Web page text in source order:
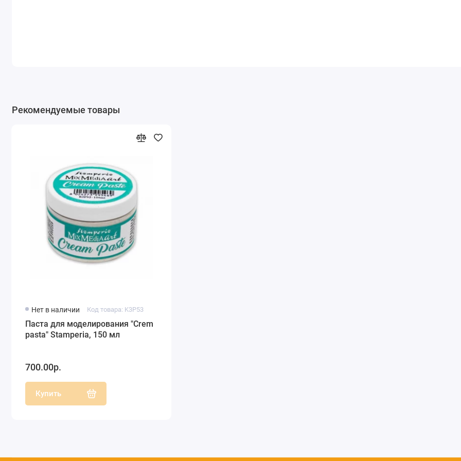
Рекомендуемые товары
Нет в наличии Код товара: K3P53
Паста для моделирования "Crеm
pasta" Stamperia, 150 мл
700.00р.
Купить